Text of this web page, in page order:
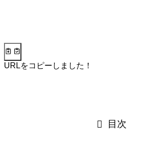
URLをコピーしました！
目次